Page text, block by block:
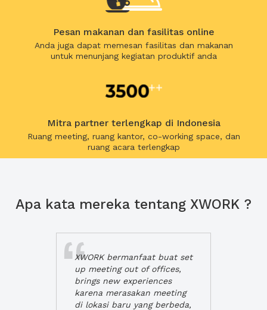
Pesan makanan dan fasilitas online
Anda juga dapat memesan fasilitas dan makanan
untuk menunjang kegiatan produktif anda
Mitra partner terlengkap di Indonesia
Ruang meeting, ruang kantor, co-working space, dan
ruang acara terlengkap
Apa kata mereka tentang XWORK ?
XWORK bermanfaat buat set
up meeting out of offices,
brings new experiences
karena merasakan meeting
di lokasi baru yang berbeda,